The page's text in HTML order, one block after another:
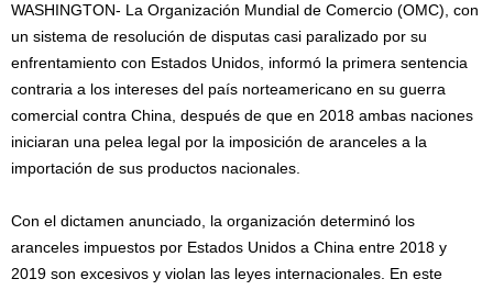
WASHINGTON- La Organización Mundial de Comercio (OMC), con
un sistema de resolución de disputas casi paralizado por su
enfrentamiento con Estados Unidos, informó la primera sentencia
contraria a los intereses del país norteamericano en su guerra
comercial contra China, después de que en 2018 ambas naciones
iniciaran una pelea legal por la imposición de aranceles a la
importación de sus productos nacionales.
Con el dictamen anunciado, la organización determinó los
aranceles impuestos por Estados Unidos a China entre 2018 y
2019 son excesivos y violan las leyes internacionales. En este